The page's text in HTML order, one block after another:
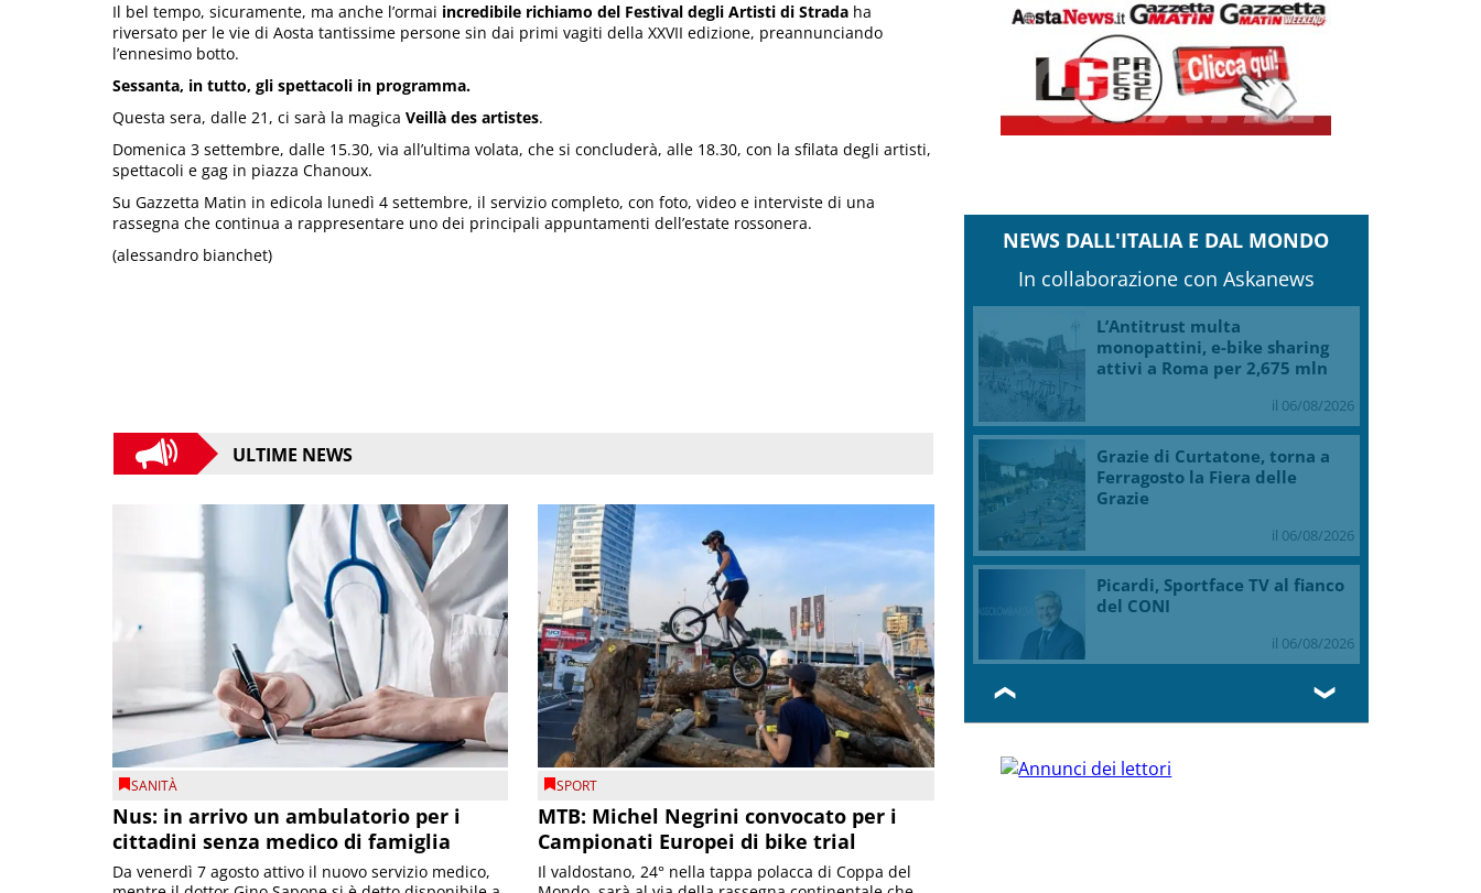
Il bel tempo, sicuramente, ma anche l’ormai incredibile richiamo del Festival degli Artisti di Strada ha
riversato per le vie di Aosta tantissime persone sin dai primi vagiti della XXVII edizione, preannunciando
l’ennesimo botto.
Sessanta, in tutto, gli spettacoli in programma.
Questa sera, dalle 21, ci sarà la magica Veillà des artistes.
Domenica 3 settembre, dalle 15.30, via all’ultima volata, che si concluderà, alle 18.30, con la sfilata degli artisti,
spettacoli e gag in piazza Chanoux.
Su Gazzetta Matin in edicola lunedì 4 settembre, il servizio completo, con foto, video e interviste di una
rassegna che continua a rappresentare uno dei principali appuntamenti dell’estate rossonera.
(alessandro bianchet)
ULTIME NEWS
SANITÀ
Nus: in arrivo un ambulatorio per i
cittadini senza medico di famiglia
Da venerdì 7 agosto attivo il nuovo servizio medico,
SPORT
MTB: Michel Negrini convocato per i
Campionati Europei di bike trial
Il valdostano, 24° nella tappa polacca di Coppa del
NEWS DALL'ITALIA E DAL MONDO
In collaborazione con Askanews
L’Antitrust multa
monopattini, e-bike sharing
attivi a Roma per 2,675 mln
il 06/08/2026
Grazie di Curtatone, torna a
Ferragosto la Fiera delle
Grazie
il 06/08/2026
Picardi, Sportface TV al fianco
del CONI
il 06/08/2026
❮ ❯